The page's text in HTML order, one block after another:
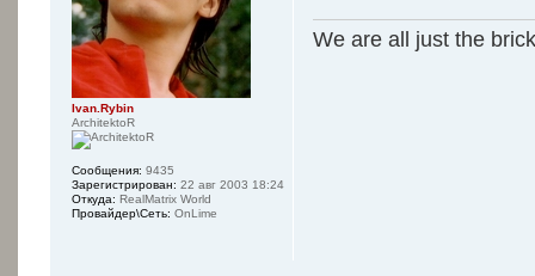
We are all just the
Ivan.Rybin
ArchitektoR
Сообщения: 9435
Зарегистрирован: 22 авг 2003 18:24
Откуда: RealMatrix World
Провайдер\Сеть: OnLime